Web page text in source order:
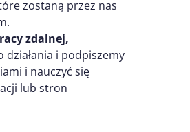
zostaną przez nas
zdalnej,
działania i podpiszemy
i nauczyć się
lub stron